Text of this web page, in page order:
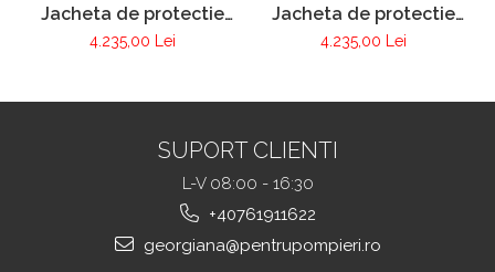
Jacheta de protectie
FIRE MAX 3 albastru
inchis, NOMEX®
4.235,00 Lei
Jacheta de protectie
FIRE MAX 3 galben,
NOMEX® Tought
4.235,00 Lei
SUPORT CLIENTI
L-V 08:00 - 16:30
+40761911622
georgiana@pentrupompieri.ro